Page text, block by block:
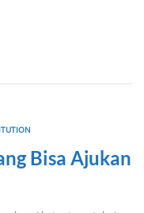
Bisa Ajukan